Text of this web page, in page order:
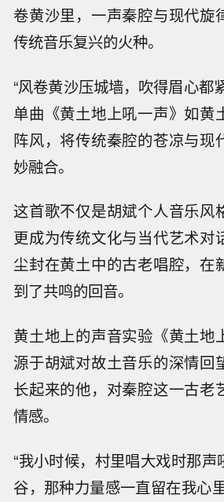
卷黄沙里，一声秦腔与现代旋
传统音乐复兴的火种。
“风卷黄沙压城墙，吹得眉心都
单曲《黄土地上吼一声》如黄
阵风，将传统秦腔的苍凉与现
妙融合。
这首歌不仅是胡斌个人音乐风
更成为传统文化与当代艺术对
尘封在黄土中的古老唱腔，在
到了共鸣的回音。
黄土地上的声音实验《黄土地
源于胡斌对故土音乐的深情回
长起来的他，对秦腔这一古老
情感。
“我小时候，村里唱大戏时那
谷，那种力量感一直留在我心